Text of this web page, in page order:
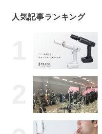
人気記事ランキング